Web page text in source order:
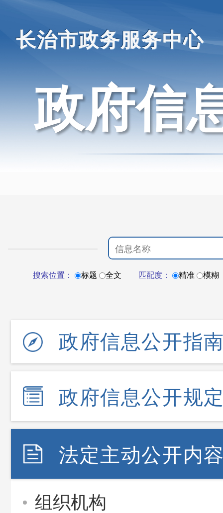
长治市政务服务中心
政府信
搜索位置： 标题 全文 匹配度： 精准 模糊
政府信息公开指
政府信息公开规
法定主动公开内
组织机构